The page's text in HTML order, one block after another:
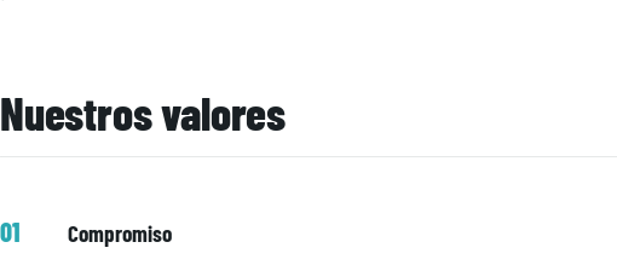
Nuestros valores
Compromiso